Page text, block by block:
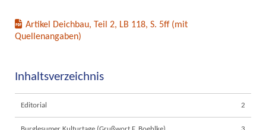
Artikel Deichbau, Teil 2, LB 118, S. 5ff (mit
Quellenangaben)
Inhaltsverzeichnis
Editorial 2